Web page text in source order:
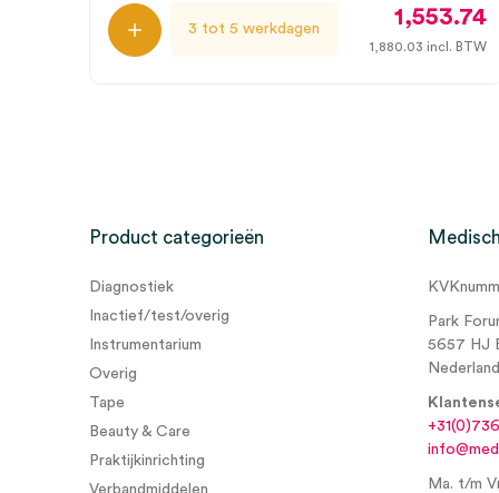
3 tot 5 werkdagen 1,553.74
1,880.03 incl. BTW
Product categorieën
Diagnostiek
Inactief/test/overig
Instrumentarium
Overig
Tape
Beauty & Care
Praktijkinrichting
Verbandmiddelen
Park
5657 HJ
Nederland
Ma. t/m